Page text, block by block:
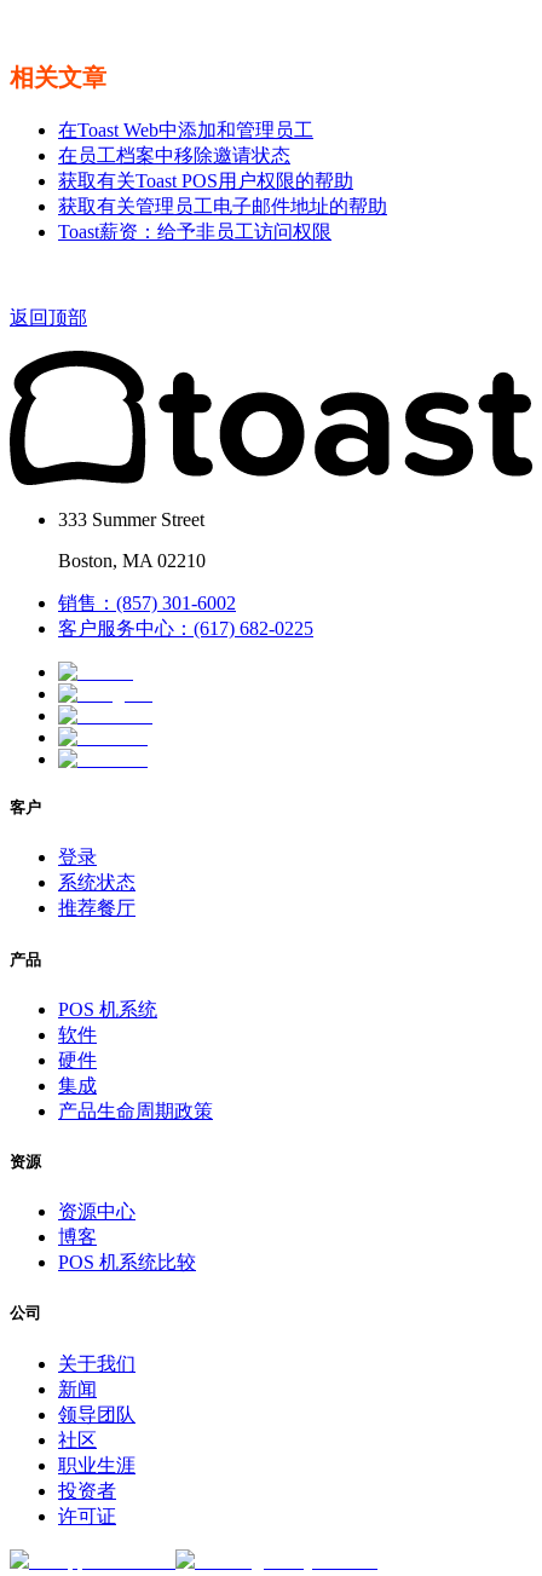
相关文章
在Toast Web中添加和管理员工
在员工档案中移除邀请状态
获取有关Toast POS用户权限的帮助
获取有关管理员工电子邮件地址的帮助
Toast薪资：给予非员工访问权限
返回顶部
333 Summer Street
Boston, MA 02210
销售：(857) 301-6002
客户服务中心：(617) 682-0225
客户
登录
系统状态
推荐餐厅
产品
POS 机系统
软件
硬件
集成
产品生命周期政策
资源
资源中心
博客
POS 机系统比较
公司
关于我们
新闻
领导团队
社区
职业生涯
投资者
许可证